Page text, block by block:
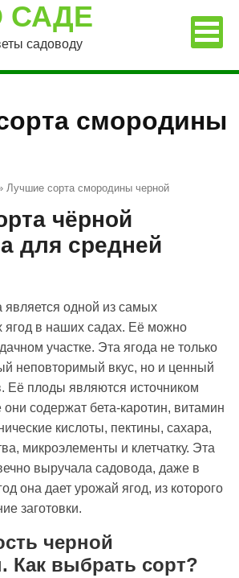
САДЕ
садоводу
смородины
Лучшие сорта смородины черной
чёрной
для средней
одной из самых
ягод в наших садах. Её можно
участке. Эта ягода не только
неповторимый вкус, но и ценный
Её плоды являются источником
содержат бета-каротин, витамин
кислоты, пектины, сахара,
микроэлементы и клетчатку. Эта
выручала садовода, даже в
она дает урожай ягод, из которого
заготовки.
черной
Как выбрать сорт?